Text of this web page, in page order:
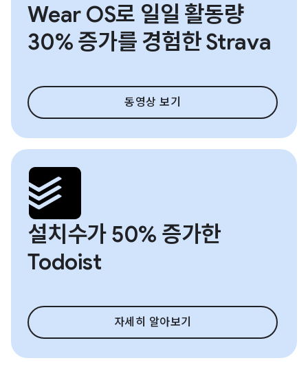
Wear OS로 일일 활동량
30% 증가를 경험한 Strava
동영상 보기
설치수가 50% 증가한
Todoist
자세히 알아보기